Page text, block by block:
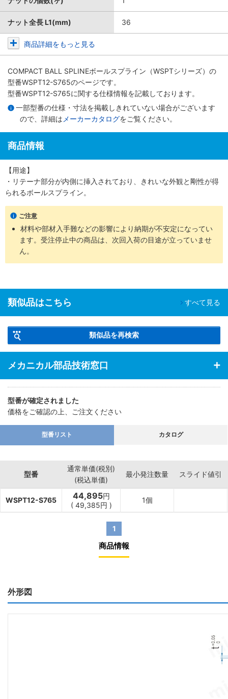
ナット全長 L1(mm) 36
商品詳細をもっと見る
COMPACT BALL SPLINEボールスプライン（WSPTシリーズ） の
型番WSPT12-S765のページです。
型番WSPT12-S765に関する仕様情報を記載しております。
一部型番の仕様・寸法を掲載しきれていない場合がございます
ので、詳細は メーカーカタログをご覧ください。
商品情報
【用途】
・リテーナ部分が内側に挿入されており、きれいな外観と剛性が得
られるボールスプライン。
ご注意
材料や部材入手難などの影響により納期が不安定になってい
ます。受注停止中の商品は、次回入荷の目途が立っていませ
ん。
類似品はこちら すべて見る
類似品を再検索
メカニカル部品技術窓口
型番が確定されました
価格をご確認の上、ご注文ください
型番リスト カタログ
型番
通常単価(税別)
(税込単価)
最小発注数量 スライド値引
WSPT12-S765 44,895円
( 49,385円 )
1個
1
商品情報
外形図